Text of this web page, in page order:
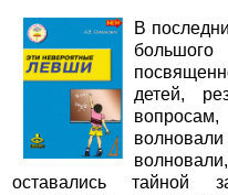
В
детей,
оставались тайной